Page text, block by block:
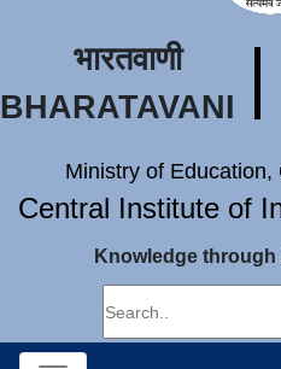
भारतवाणी
BHARATAVANI
Ministry of
Central Institute of
Knowledge